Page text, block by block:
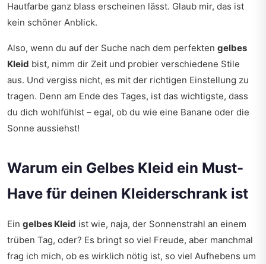
Hautfarbe ganz blass erscheinen lässt. Glaub mir, das ist
kein schöner Anblick.
Also, wenn du auf der Suche nach dem perfekten gelbes
Kleid bist, nimm dir Zeit und probier verschiedene Stile
aus. Und vergiss nicht, es mit der richtigen Einstellung zu
tragen. Denn am Ende des Tages, ist das wichtigste, dass
du dich wohlfühlst – egal, ob du wie eine Banane oder die
Sonne aussiehst!
Warum ein Gelbes Kleid ein Must-
Have für deinen Kleiderschrank ist
Ein gelbes Kleid ist wie, naja, der Sonnenstrahl an einem
trüben Tag, oder? Es bringt so viel Freude, aber manchmal
frag ich mich, ob es wirklich nötig ist, so viel Aufhebens um